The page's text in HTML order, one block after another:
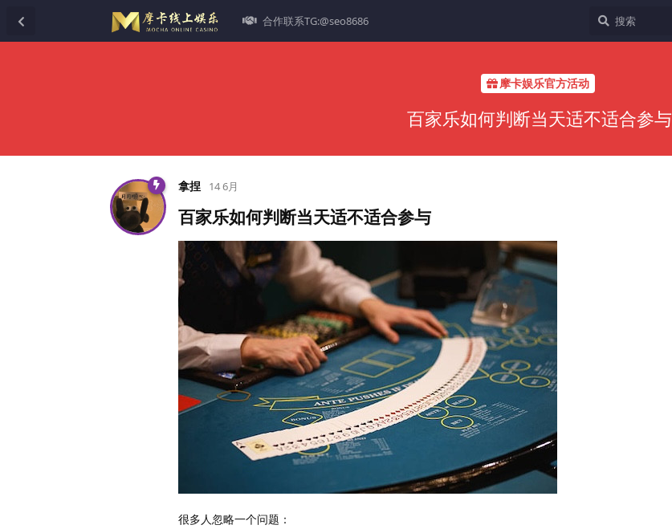
合作联系TG:@seo8686
摩卡娱乐官方活动
百家乐如何判断当天适不适合参与
拿捏 14 6月
百家乐如何判断当天适不适合参与
很多人忽略一个问题：